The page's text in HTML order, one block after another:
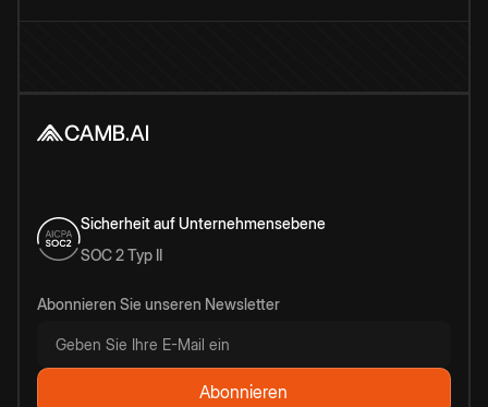
Sicherheit auf Unternehmensebene
SOC 2 Typ II
Abonnieren Sie unseren Newsletter